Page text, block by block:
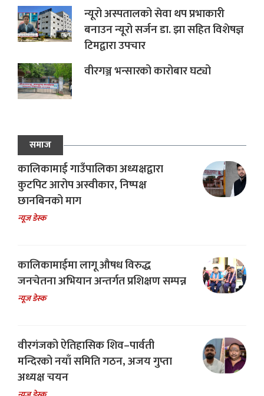
न्यूरो अस्पतालको सेवा थप प्रभाकारी
बनाउन न्यूरो सर्जन डा. झा सहित विशेषज्ञ
टिमद्वारा उपचार
वीरगञ्ज भन्सारको कारोबार घट्यो
समाज
कालिकामाई गाउँपालिका अध्यक्षद्वारा
कुटपिट आरोप अस्वीकार, निष्पक्ष
छानबिनको माग
न्यूज डेस्क
कालिकामाईमा लागू औषध विरुद्ध
जनचेतना अभियान अन्तर्गत प्रशिक्षण सम्पन्न
न्यूज डेस्क
वीरगंजको ऐतिहासिक शिव–पार्वती
मन्दिरको नयाँ समिति गठन, अजय गुप्ता
अध्यक्ष चयन